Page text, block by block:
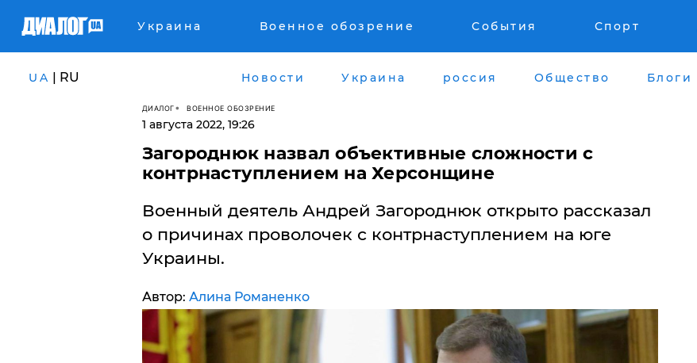
Украина Военное обозрение События Спорт
UA | RU Новости Украина россия Общество Блоги
ДИАЛОГ ВОЕННОЕ ОБОЗРЕНИЕ
1 августа 2022, 19:26
Загороднюк назвал объективные сложности с
контрнаступлением на Херсонщине
Военный деятель Андрей Загороднюк открыто рассказал
о причинах проволочек с контрнаступлением на юге
Украины.
Автор: Алина Романенко